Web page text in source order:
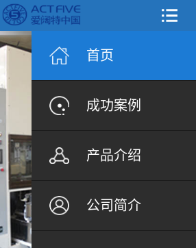
首页
成功案例
产品介绍
公司简介